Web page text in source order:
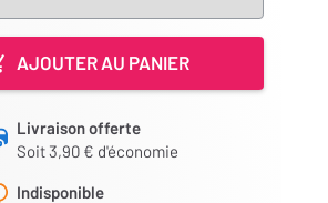
AJOUTER AU PANIER
Livraison offerte
Soit 3,90 € d'économie
Indisponible